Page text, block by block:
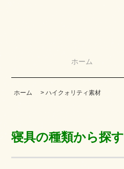
ホーム
ホーム > ハイクォリティ素材
寝具の種類から探す